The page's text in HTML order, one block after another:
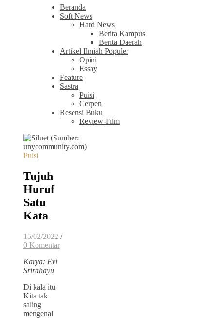
Beranda
Soft News
Hard News
Berita Kampus
Berita Daerah
Artikel Ilmiah Populer
Opini
Essay
Feature
Sastra
Puisi
Cerpen
Resensi Buku
Review-Film
Puisi
Tujuh
Huruf
Satu
Kata
15/02/2022 /
0 Komentar
Karya: Evi
Srirahayu
Di kala itu
Kita tak
saling
mengenal